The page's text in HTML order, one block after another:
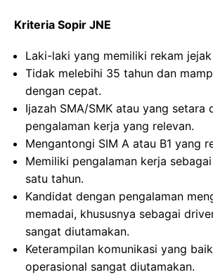
Kriteria Sopir JNE
Laki-laki yang memiliki rekam
Tidak melebihi 35 tahun dan
dengan cepat.
Ijazah SMA/SMK atau yang setara
pengalaman kerja yang relevan.
Mengantongi SIM A atau B1 yang
Memiliki pengalaman kerja
satu tahun.
Kandidat dengan pengalaman
memadai, khususnya sebagai
sangat diutamakan.
Keterampilan komunikasi yang
operasional sangat diutamakan.